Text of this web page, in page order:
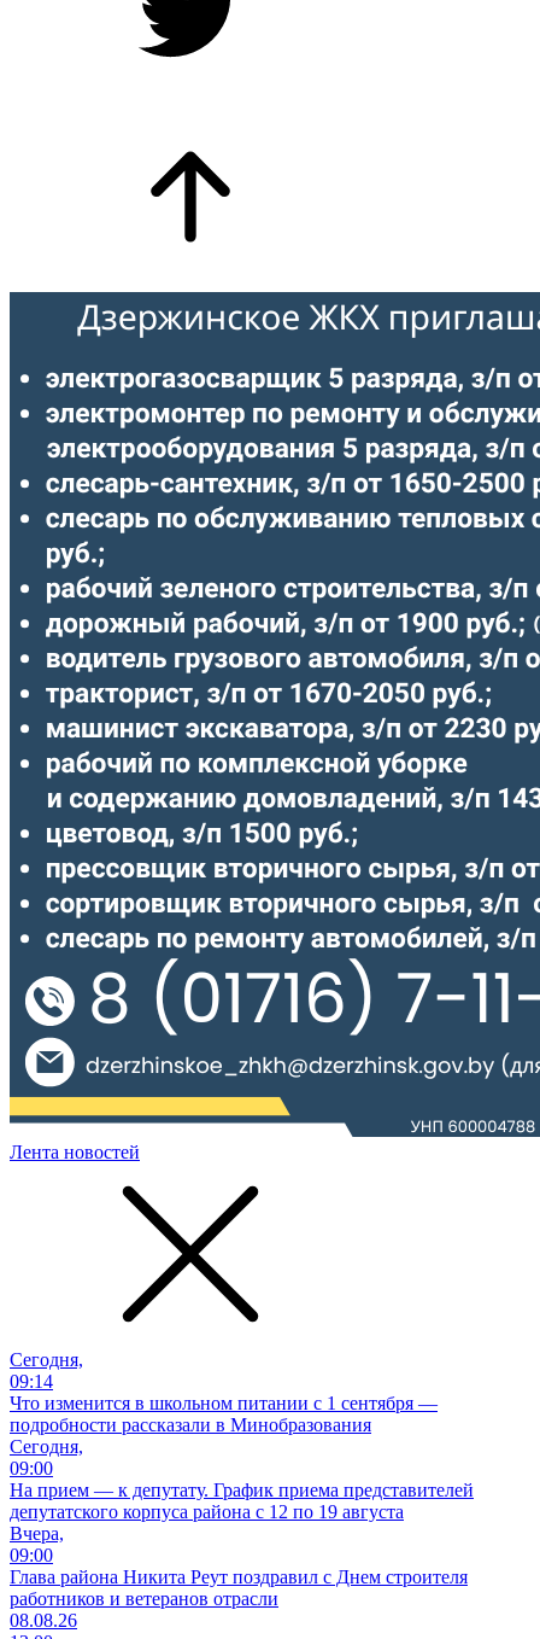
Лента новостей
Сегодня,
09:14
Что изменится в школьном питании с 1 сентября —
подробности рассказали в Минобразования
Сегодня,
09:00
На прием — к депутату. График приема представителей
депутатского корпуса района с 12 по 19 августа
Вчера,
09:00
Глава района Никита Реут поздравил с Днем строителя
работников и ветеранов отрасли
08.08.26